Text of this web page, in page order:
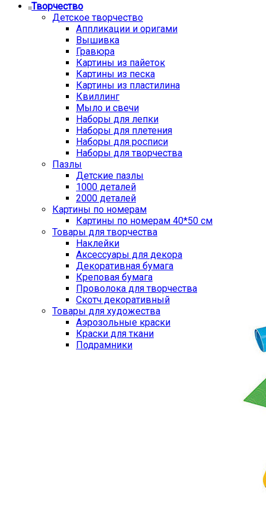
Творчество
Детское творчество
Аппликации и оригами
Вышивка
Гравюра
Картины из пайеток
Картины из песка
Картины из пластилина
Квиллинг
Мыло и свечи
Наборы для лепки
Наборы для плетения
Наборы для росписи
Наборы для творчества
Пазлы
Детские пазлы
1000 деталей
2000 деталей
Картины по номерам
Картины по номерам 40*50 см
Товары для творчества
Наклейки
Аксессуары для декора
Декоративная бумага
Креповая бумага
Проволока для творчества
Скотч декоративный
Товары для художества
Аэрозольные краски
Краски для ткани
Подрамники